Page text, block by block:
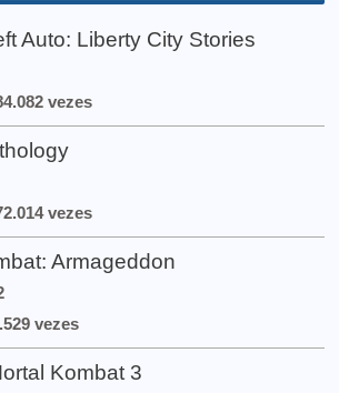
Auto: Liberty City Stories
vezes
vezes
Armageddon
vezes
Kombat 3